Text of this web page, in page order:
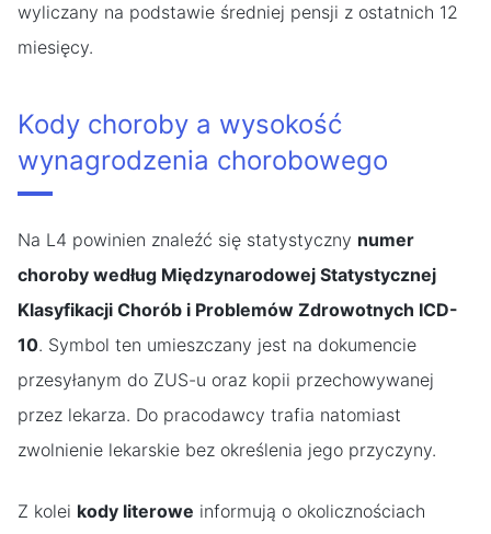
wyliczany na podstawie średniej pensji z ostatnich 12
miesięcy.
Kody choroby a wysokość
wynagrodzenia chorobowego
Na L4 powinien znaleźć się statystyczny numer
choroby według Międzynarodowej Statystycznej
Klasyfikacji Chorób i Problemów Zdrowotnych ICD-
10. Symbol ten umieszczany jest na dokumencie
przesyłanym do ZUS-u oraz kopii przechowywanej
przez lekarza. Do pracodawcy trafia natomiast
zwolnienie lekarskie bez określenia jego przyczyny.
Z kolei kody literowe informują o okolicznościach